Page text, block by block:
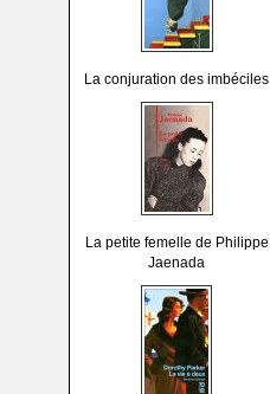
La conjuration des imbéciles
La petite femelle de Philippe
Jaenada